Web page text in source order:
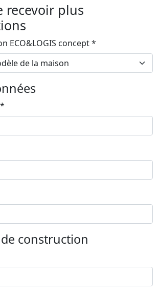
recevoir plus
ECO&LOGIS concept *
construction